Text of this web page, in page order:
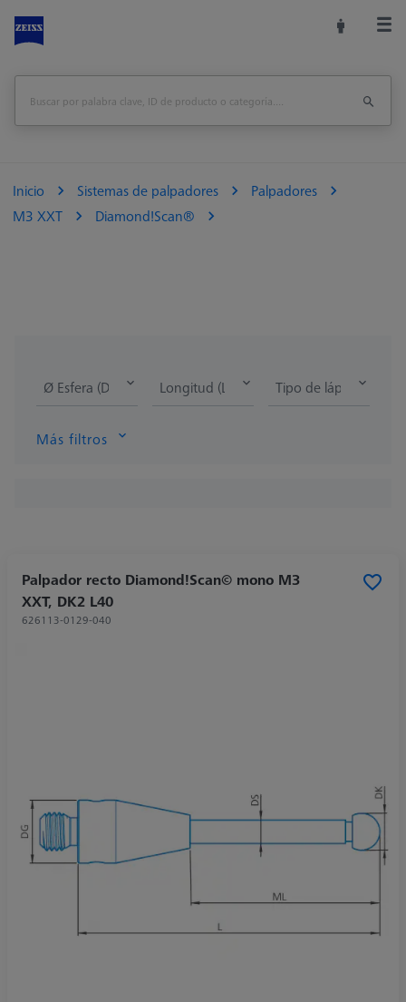
Inicio Sistemas de palpadores
Palpadores
M3 XXT
Diamond!Scan®
Ø Esfera (DK) Longitud (L) Tipo de lápiz óptico
Más filtros
Palpador recto Diamond!Scan© mono M3
XXT, DK2 L40
626113-0129-040